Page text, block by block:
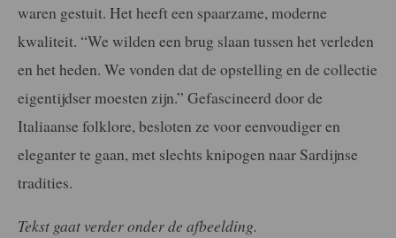
waren gestuit. Het heeft een spaarzame, moderne
kwaliteit. “We wilden een brug slaan tussen het verleden
en het heden. We vonden dat de opstelling en de collectie
eigentijdser moesten zijn.” Gefascineerd door de
Italiaanse folklore, besloten ze voor eenvoudiger en
eleganter te gaan, met slechts knipogen naar Sardijnse
tradities.
Tekst gaat verder onder de afbeelding.